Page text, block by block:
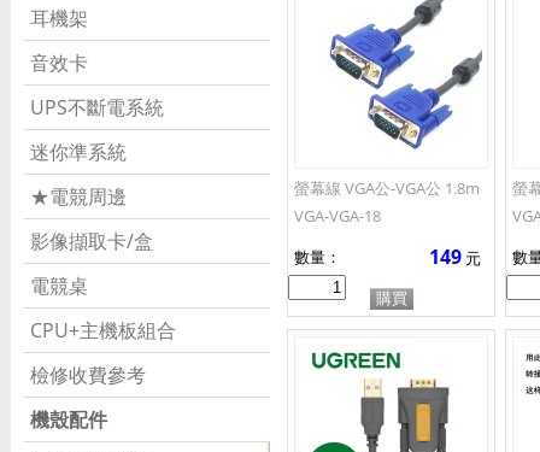
耳機架
音效卡
UPS不斷電系統
迷你準系統
★電競周邊
影像擷取卡/盒
電競桌
CPU+主機板組合
檢修收費參考
機殼配件
螢幕線 VGA公-VGA公 1.8m
VGA-VGA-18
數量：
149 元
螢
數